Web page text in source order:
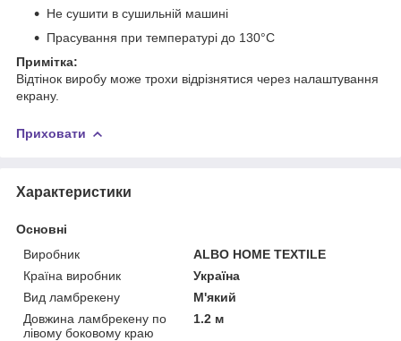
Не сушити в сушильній машині
Прасування при температурі до 130°C
Примітка:
Відтінок виробу може трохи відрізнятися через налаштування
екрану.
Приховати
Характеристики
Основні
Виробник
ALBO HOME TEXTILE
Країна виробник
Україна
Вид ламбрекену
М'який
Довжина ламбрекену по
лівому боковому краю
1.2 м